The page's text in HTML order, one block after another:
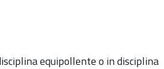
equipollente o in disciplina